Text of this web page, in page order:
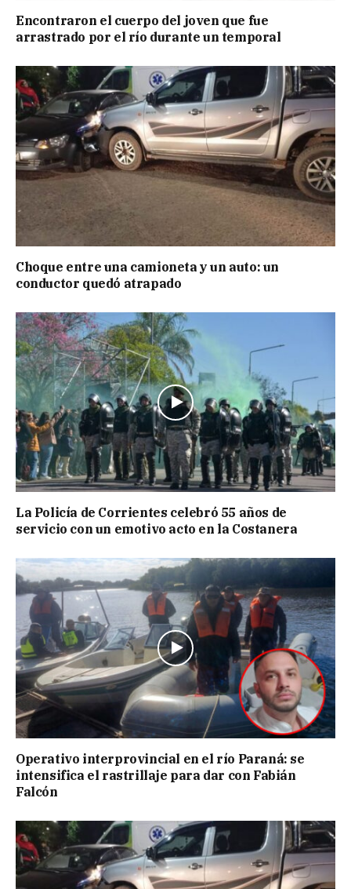
Encontraron el cuerpo del joven que fue
arrastrado por el río durante un temporal
Choque entre una camioneta y un auto: un
conductor quedó atrapado
La Policía de Corrientes celebró 55 años de
servicio con un emotivo acto en la Costanera
Operativo interprovincial en el río Paraná: se
intensifica el rastrillaje para dar con Fabián
Falcón